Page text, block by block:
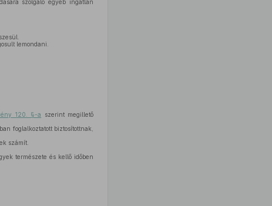
szolgáló egyéb ingatlan
lemondani.
120. §-a
szerint megillető
foglalkoztatott biztosítottnak,
számít.
természete és kellő időben